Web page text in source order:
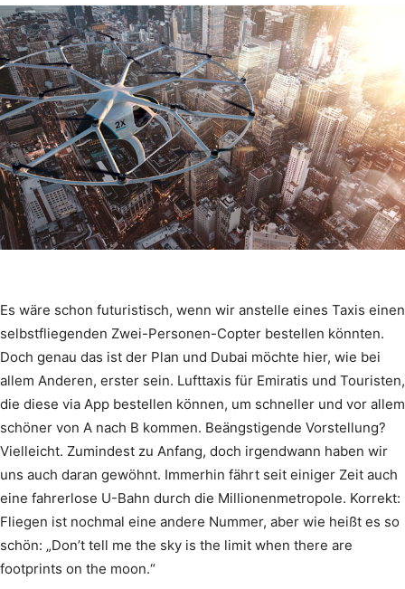
Es wäre schon futuristisch, wenn wir anstelle eines Taxis einen
selbstfliegenden Zwei-Personen-Copter bestellen könnten.
Doch genau das ist der Plan und Dubai möchte hier, wie bei
allem Anderen, erster sein. Lufttaxis für Emiratis und Touristen,
die diese via App bestellen können, um schneller und vor allem
schöner von A nach B kommen. Beängstigende Vorstellung?
Vielleicht. Zumindest zu Anfang, doch irgendwann haben wir
uns auch daran gewöhnt. Immerhin fährt seit einiger Zeit auch
eine fahrerlose U-Bahn durch die Millionenmetropole. Korrekt:
Fliegen ist nochmal eine andere Nummer, aber wie heißt es so
schön: „Don’t tell me the sky is the limit when there are
footprints on the moon.“